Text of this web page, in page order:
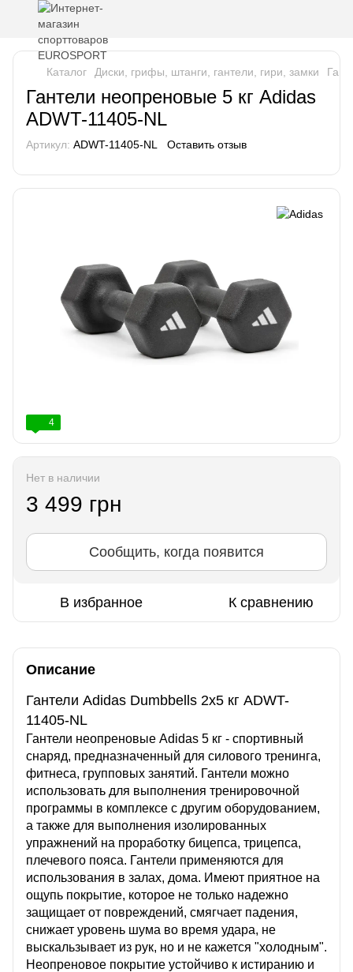
Каталог Диски, грифы, штанги, гантели, гири, замки
Гантели неопреновые 5 кг Adidas
ADWT-11405-NL
Артикул: ADWT-11405-NL Оставить отзыв
4
Нет в наличии
3 499 грн
Сообщить, когда появится
В избранное К сравнению
Описание
Гантели Adidas Dumbbells 2х5 кг ADWT-
11405-NL
Гантели неопреновые Adidas 5 кг - спортивный
снаряд, предназначенный для силового тренинга,
фитнеса, групповых занятий. Гантели можно
использовать для выполнения тренировочной
программы в комплексе с другим оборудованием,
а также для выполнения изолированных
упражнений на проработку бицепса, трицепса,
плечевого пояса. Гантели применяются для
использования в залах, дома. Имеют приятное на
ощупь покрытие, которое не только надежно
защищает от повреждений, смягчает падения,
снижает уровень шума во время удара, не
выскальзывает из рук, но и не кажется "холодным".
Неопреновое покрытие устойчиво к истиранию и